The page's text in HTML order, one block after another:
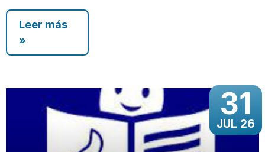
Leer más
»
31
JUL 26